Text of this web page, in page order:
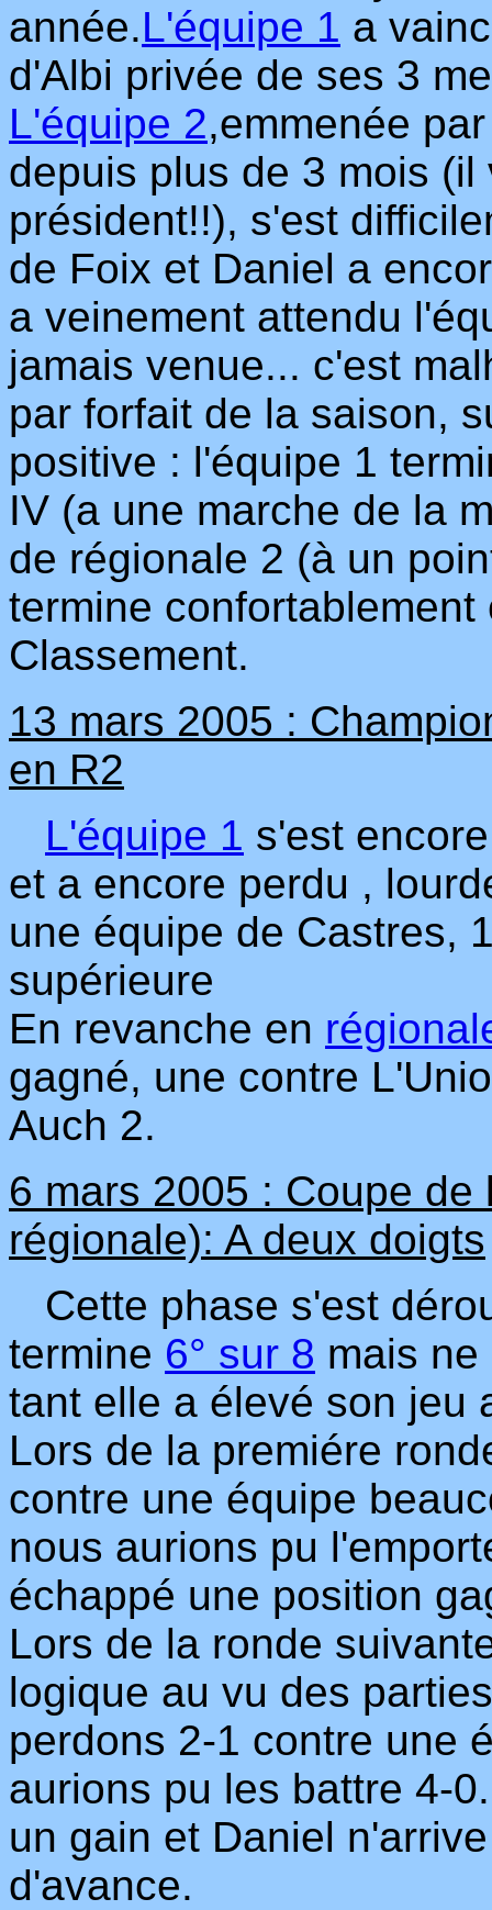
année.L'équipe 1 a
d'Albi privée de ses 3
L'équipe 2,emmenée
depuis plus de 3 mois
président!!), s'est
de Foix et Daniel a
a veinement attendu
jamais venue... c'est
par forfait de la saison,
positive : l'équipe 1
IV (a une marche de la
de régionale 2 (à un
termine
Classement.
13 mars 2005 :
en R2
L'équipe 1 s'est
et a encore perdu ,
une équipe de Castres,
supérieure
En revanche en
gagné, une contre
Auch 2.
6 mars 2005 : Coupe
régionale): A deux doigts
Cette phase s'est
termine 6° sur 8 mais
tant elle a élevé son jeu
Lors de la premiére
contre une équipe
nous aurions pu
échappé une position
Lors de la ronde
logique au vu des
perdons 2-1 contre une
aurions pu les battre 4-
un gain et Daniel
d'avance.